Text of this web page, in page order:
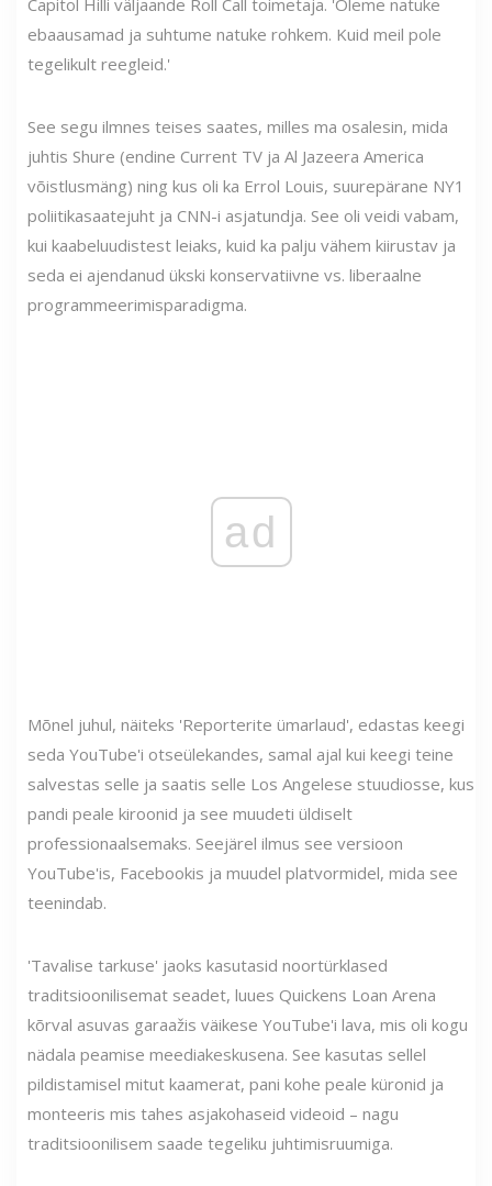
Capitol Hilli väljaande Roll Call toimetaja. 'Oleme natuke
ebaausamad ja suhtume natuke rohkem. Kuid meil pole
tegelikult reegleid.'
See segu ilmnes teises saates, milles ma osalesin, mida
juhtis Shure (endine Current TV ja Al Jazeera America
võistlusmäng) ning kus oli ka Errol Louis, suurepärane NY1
poliitikasaatejuht ja CNN-i asjatundja. See oli veidi vabam,
kui kaabeluudistest leiaks, kuid ka palju vähem kiirustav ja
seda ei ajendanud ükski konservatiivne vs. liberaalne
programmeerimisparadigma.
ad
Mõnel juhul, näiteks 'Reporterite ümarlaud', edastas keegi
seda YouTube'i otseülekandes, samal ajal kui keegi teine ​​
salvestas selle ja saatis selle Los Angelese stuudiosse, kus
pandi peale kiroonid ja see muudeti üldiselt
professionaalsemaks. Seejärel ilmus see versioon
YouTube'is, Facebookis ja muudel platvormidel, mida see
teenindab.
'Tavalise tarkuse' jaoks kasutasid noortürklased
traditsioonilisemat seadet, luues Quickens Loan Arena
kõrval asuvas garaažis väikese YouTube'i lava, mis oli kogu
nädala peamise meediakeskusena. See kasutas sellel
pildistamisel mitut kaamerat, pani kohe peale küronid ja
monteeris mis tahes asjakohaseid videoid – nagu
traditsioonilisem saade tegeliku juhtimisruumiga.